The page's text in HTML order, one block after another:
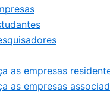
as empresas
as empresas